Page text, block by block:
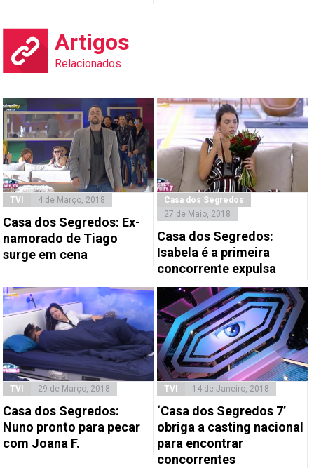
Artigos
Relacionados
TVI 4 de Março, 2018
Casa dos Segredos: Ex-
namorado de Tiago
surge em cena
Casa dos Segredos
27 de Maio, 2018
Casa dos Segredos:
Isabela é a primeira
concorrente expulsa
TVI 29 de Março, 2018
Casa dos Segredos:
Nuno pronto para pecar
com Joana F.
TVI 14 de Janeiro, 2018
‘Casa dos Segredos 7’
obriga a casting nacional
para encontrar
concorrentes